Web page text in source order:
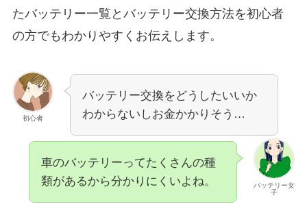
たバッテリー一覧とバッテリー交換方法を初心者
の方でもわかりやすくお伝えします。
初心者
バッテリー交換をどうしたいいか
わからないしお金かかりそう…
バッテリー女
子
車のバッテリーってたくさんの種
類があるから分かりにくいよね。